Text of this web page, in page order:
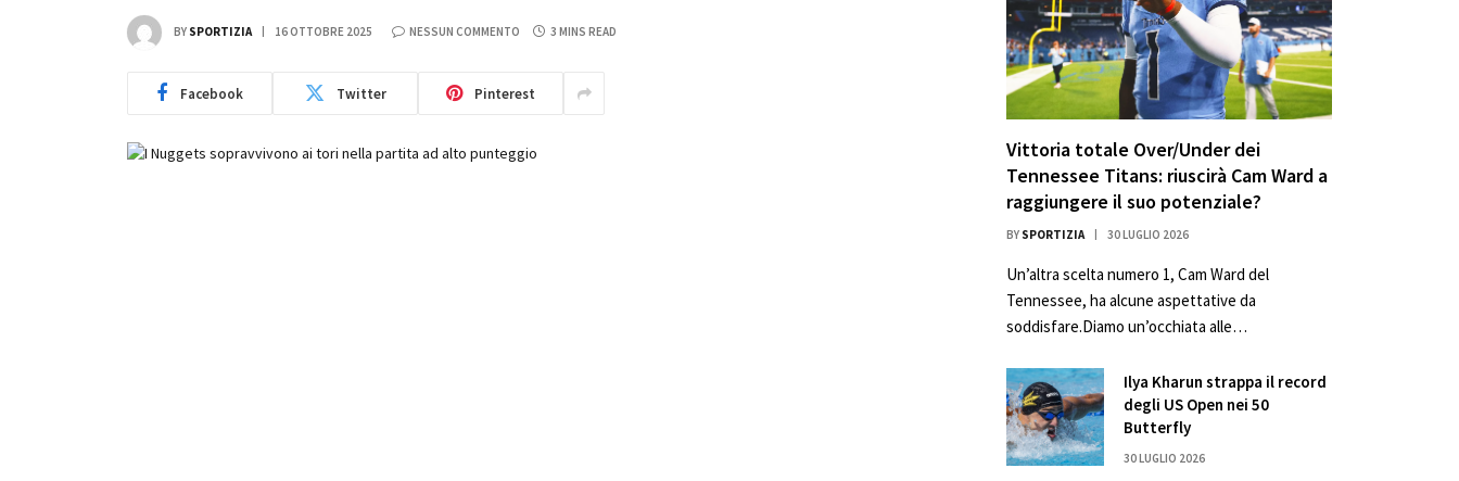
BY SPORTIZIA 16 OTTOBRE 2025 NESSUN COMMENTO 3 MINS READ
Facebook Twitter Pinterest
Vittoria totale Over/Under dei
Tennessee Titans: riuscirà Cam Ward a
raggiungere il suo potenziale?
BY SPORTIZIA 30 LUGLIO 2026
Un’altra scelta numero 1, Cam Ward del
Tennessee, ha alcune aspettative da
soddisfare.Diamo un’occhiata alle…
Ilya Kharun strappa il record
degli US Open nei 50
Butterfly
30 LUGLIO 2026